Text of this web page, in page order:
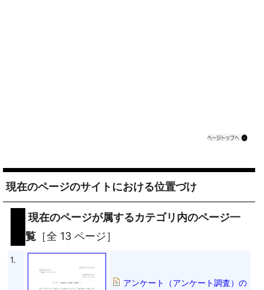
現在のページのサイトにおける位置づけ
現在のページが属するカテゴリ内のページ一
覧 ［全 13 ページ］
1.
アンケート（アンケート調査）の